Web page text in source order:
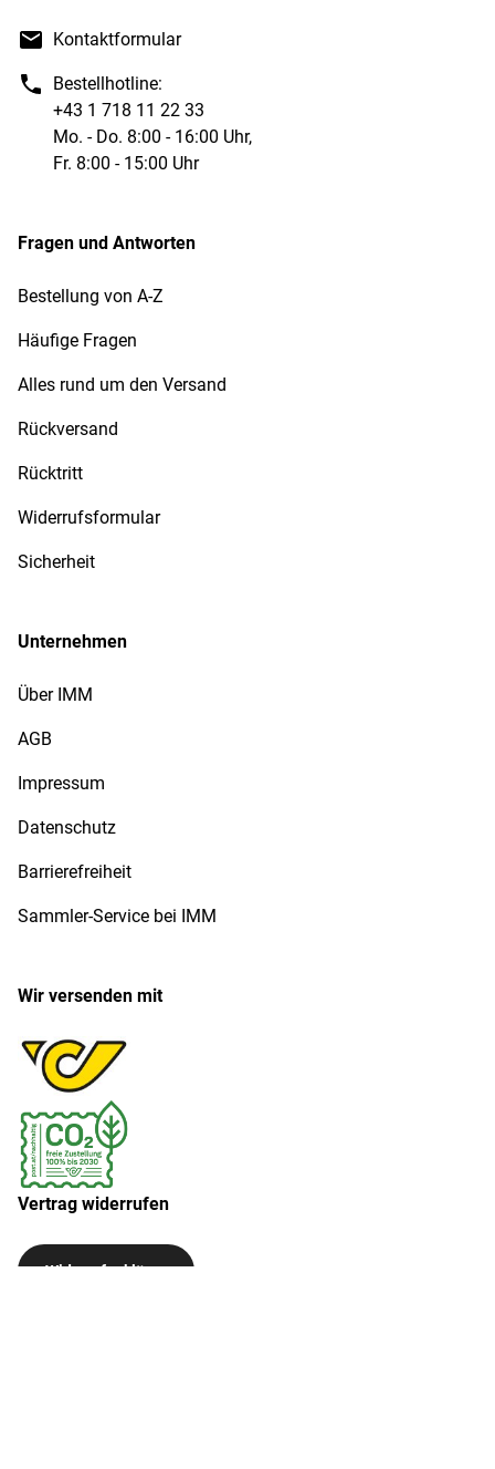
Kontaktformular
Bestellhotline:
+43 1 718 11 22 33
Mo. - Do. 8:00 - 16:00 Uhr,
Fr. 8:00 - 15:00 Uhr
Fragen und Antworten
Bestellung von A-Z
Häufige Fragen
Alles rund um den Versand
Rückversand
Rücktritt
Widerrufsformular
Sicherheit
Unternehmen
Über IMM
AGB
Impressum
Datenschutz
Barrierefreiheit
Sammler-Service bei IMM
Wir versenden mit
Vertrag widerrufen
Widerruf erklären